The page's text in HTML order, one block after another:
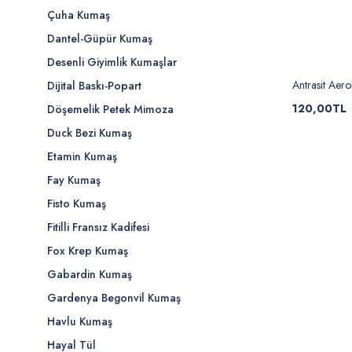
Çuha Kumaş
Dantel-Güpür Kumaş
Desenli Giyimlik Kumaşlar
Dijital Baskı-Popart
Döşemelik Petek Mimoza
Duck Bezi Kumaş
Etamin Kumaş
Fay Kumaş
Fisto Kumaş
Fitilli Fransız Kadifesi
Fox Krep Kumaş
Gabardin Kumaş
Gardenya Begonvil Kumaş
Havlu Kumaş
Hayal Tül
Antrasit
120,00TL